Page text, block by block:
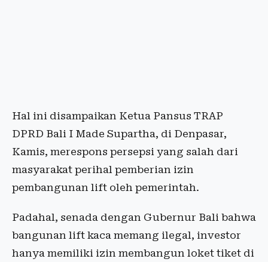
Hal ini disampaikan Ketua Pansus TRAP
DPRD Bali I Made Supartha, di Denpasar,
Kamis, merespons persepsi yang salah dari
masyarakat perihal pemberian izin
pembangunan lift oleh pemerintah.
Padahal, senada dengan Gubernur Bali bahwa
bangunan lift kaca memang ilegal, investor
hanya memiliki izin membangun loket tiket di